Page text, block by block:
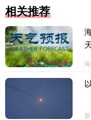
推出的线上财商教
认识金钱、学会储
融服务更有温度。
相关推荐